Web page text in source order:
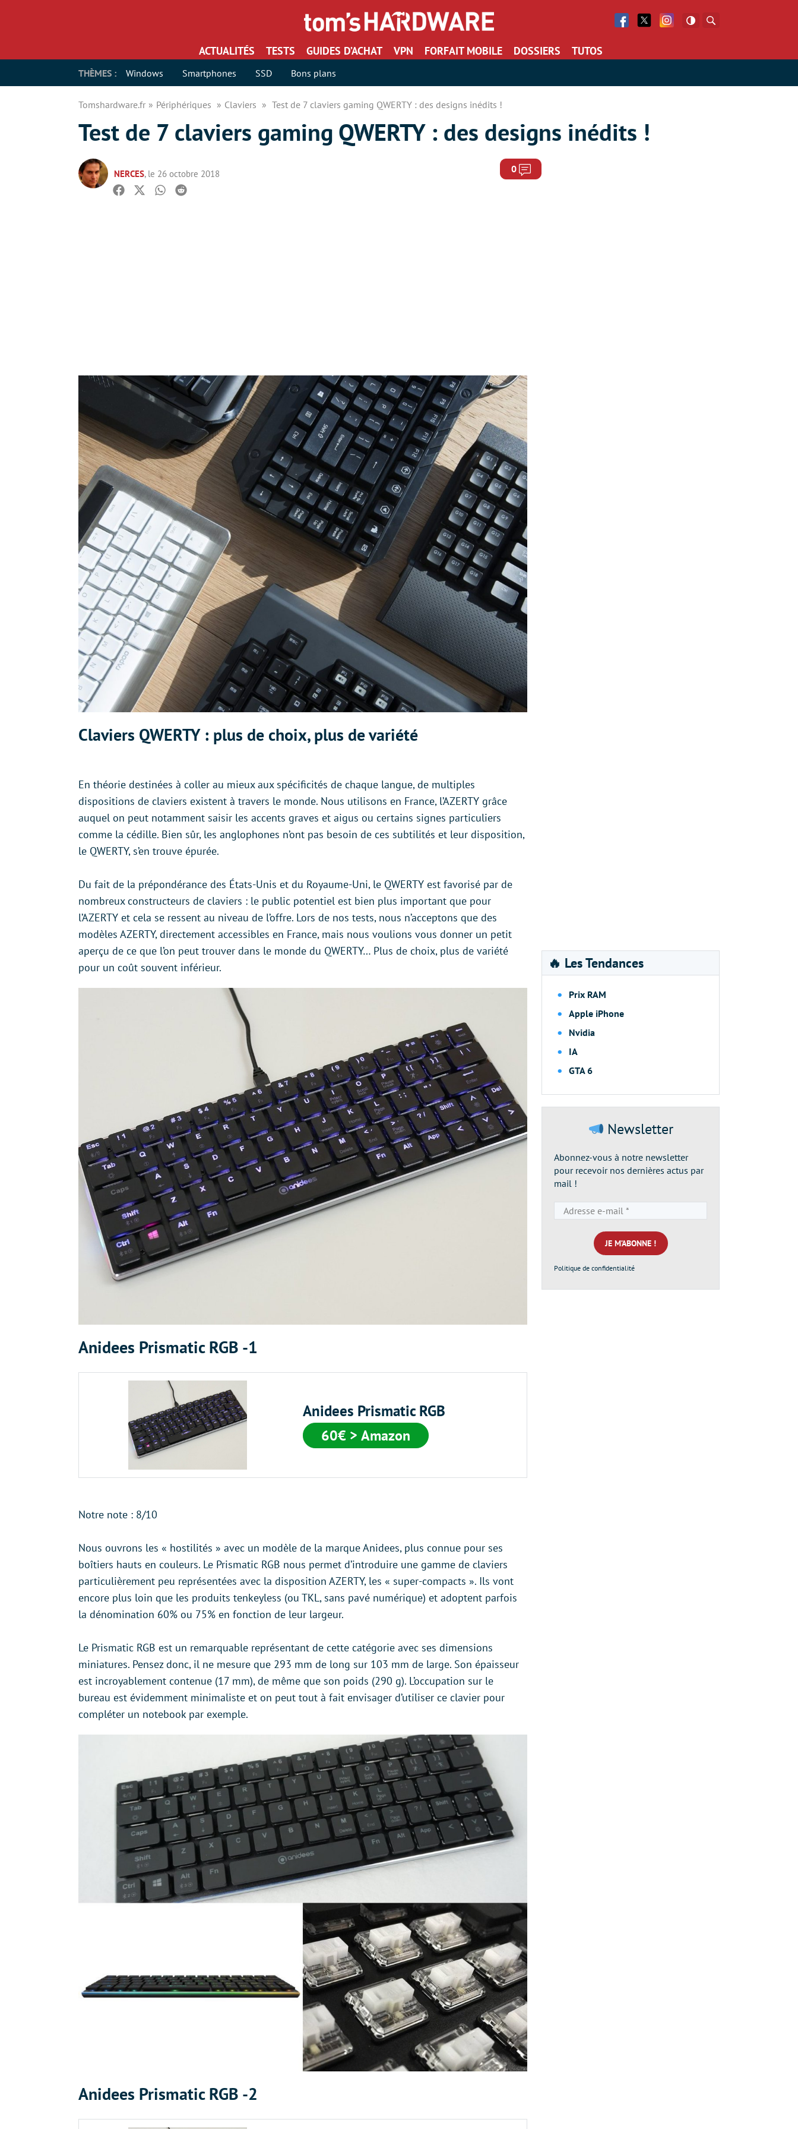
Facebook
Twitter Facebook
ACTUALITÉS TESTS GUIDES D’ACHAT VPN FORFAIT MOBILE DOSSIERS TUTOS
THÈMES : Windows Smartphones SSD Bons plans
Tomshardware.fr Périphériques Claviers Test de 7 claviers gaming QWERTY : des designs inédits !
Test de 7 claviers gaming QWERTY : des designs inédits !
NERCES, le 26 octobre 2018 0 Commentaires
Facebook
TwitterWhatsapp
Reddit
Claviers QWERTY : plus de choix, plus de variété
En théorie destinées à coller au mieux aux spécificités de chaque langue, de multiples
dispositions de claviers existent à travers le monde. Nous utilisons en France, l’AZERTY grâce
auquel on peut notamment saisir les accents graves et aigus ou certains signes particuliers
comme la cédille. Bien sûr, les anglophones n’ont pas besoin de ces subtilités et leur disposition,
le QWERTY, s’en trouve épurée.
Du fait de la prépondérance des États-Unis et du Royaume-Uni, le QWERTY est favorisé par de
nombreux constructeurs de claviers : le public potentiel est bien plus important que pour
l’AZERTY et cela se ressent au niveau de l’offre. Lors de nos tests, nous n’acceptons que des
modèles AZERTY, directement accessibles en France, mais nous voulions vous donner un petit
aperçu de ce que l’on peut trouver dans le monde du QWERTY… Plus de choix, plus de variété
pour un coût souvent inférieur.
Anidees Prismatic RGB -1
Anidees Prismatic RGB
60€ > Amazon
Notre note : 8/10
Nous ouvrons les « hostilités » avec un modèle de la marque Anidees, plus connue pour ses
boîtiers hauts en couleurs. Le Prismatic RGB nous permet d’introduire une gamme de claviers
particulièrement peu représentées avec la disposition AZERTY, les « super-compacts ». Ils vont
encore plus loin que les produits tenkeyless (ou TKL, sans pavé numérique) et adoptent parfois
la dénomination 60% ou 75% en fonction de leur largeur.
Le Prismatic RGB est un remarquable représentant de cette catégorie avec ses dimensions
miniatures. Pensez donc, il ne mesure que 293 mm de long sur 103 mm de large. Son épaisseur
est incroyablement contenue (17 mm), de même que son poids (290 g). L’occupation sur le
bureau est évidemment minimaliste et on peut tout à fait envisager d’utiliser ce clavier pour
compléter un notebook par exemple.
Anidees Prismatic RGB -2
🔥 Les Tendances
Prix RAM
Apple iPhone
Nvidia
IA
GTA 6
Newsletter
Abonnez-vous à notre newsletter
pour recevoir nos dernières actus par
mail !
e-
mail
*
Politique de confidentialité